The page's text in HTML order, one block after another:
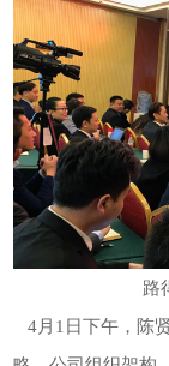
路
4月1日下午，陈